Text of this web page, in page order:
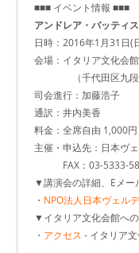
■■■ イベント情報 ■■■
アンドレア・バッティ
日時：2016年1月31日
会場：イタリア文化会
（千代田区九段南
司会進行：加藤浩子
通訳：井内美香
料金：全席自由 1,000
主催・申込先：日本ヴ
FAX：03-5333-
▼講演会の詳細、Eメー
・ NPO法人日本ヴェル
▼イタリア文化会館へ
・ アクセス - イタリア